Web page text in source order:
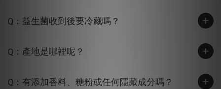
Q：益生菌收到後要冷藏嗎？
Q：產地是哪裡呢？
Q：有添加香料、糖粉或任何隱藏成分嗎？